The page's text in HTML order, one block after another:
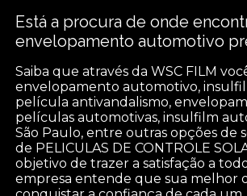
Está a procura de onde
envelopamento automotivo
Saiba que através da WSC FILM
envelopamento automotivo,
película antivandalismo,
películas automotivas, insulfilm
São Paulo, entre outras opções de
de PELICULAS DE CONTROLE
objetivo de trazer a satisfação a
empresa entende que sua melhor